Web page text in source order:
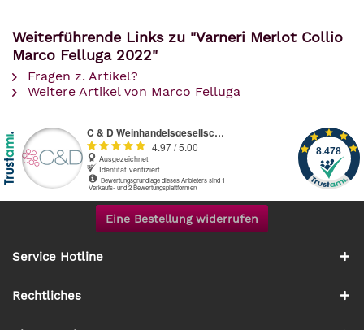
Weiterführende Links zu "Varneri Merlot Collio
Marco Felluga 2022"
Fragen z. Artikel?
Weitere Artikel von Marco Felluga
Eine Bestellung widerrufen
Service Hotline
Rechtliches